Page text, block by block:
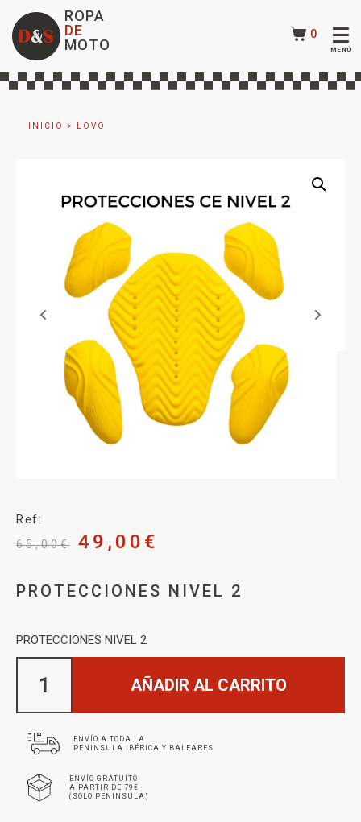
ROPA
DE
MOTO
0
INICIO > LOVO
Ref:
65,00€ 49,00 €
PROTECCIONES NIVEL 2
PROTECCIONES NIVEL 2
AÑADIR AL CARRITO
ENVÍO A TODA LA
PENINSULA IBÉRICA Y BALEARES
ENVÍO GRATUITO
A PARTIR DE 79€
(SOLO PENINSULA)